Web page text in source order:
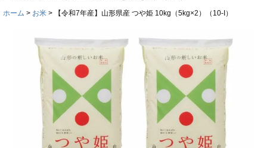
ホーム
お米 【令和7年産】山形県産 つや姫 10kg（5kg×2）（10-I）